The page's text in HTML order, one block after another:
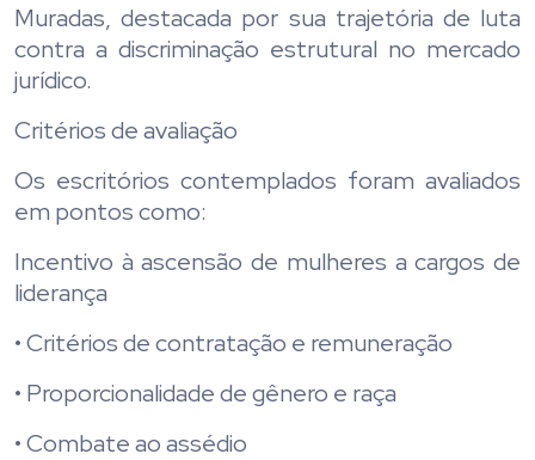
Muradas, destacada por sua trajetória de luta
contra a discriminação estrutural no mercado
jurídico.
Critérios de avaliação
Os escritórios contemplados foram avaliados
em pontos como:
Incentivo à ascensão de mulheres a cargos de
liderança
• Critérios de contratação e remuneração
• Proporcionalidade de gênero e raça
• Combate ao assédio